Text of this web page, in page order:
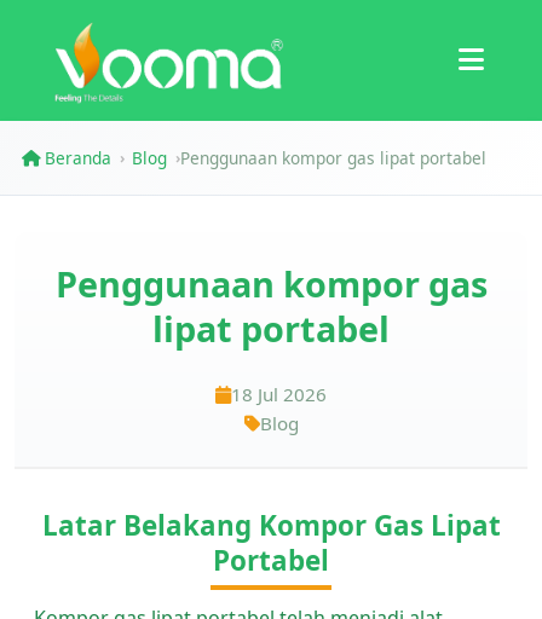
Sertifikasi
Studi Kasus
Beranda › Blog ›Penggunaan kompor gas lipat portabel
Penggunaan kompor gas
lipat portabel
18 Jul 2026
Blog
Latar Belakang Kompor Gas Lipat
Portabel